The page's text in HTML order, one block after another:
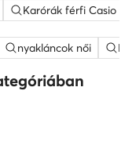
Karórák férfi Casio
nyakláncok női